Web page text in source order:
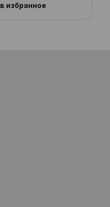
в избранное